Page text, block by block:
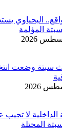
المؤلمة
سبتة وضعت
الداخلية لا
المحتلة